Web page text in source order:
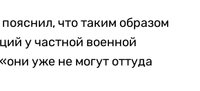
что таким образом
у частной военной
уже не могут оттуда